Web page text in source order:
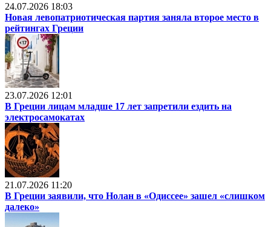
24.07.2026 18:03
Новая левопатриотическая партия заняла второе место в
рейтингах Греции
23.07.2026 12:01
В Греции лицам младше 17 лет запретили ездить на
электросамокатах
21.07.2026 11:20
В Греции заявили, что Нолан в «Одиссее» зашел «слишком
далеко»